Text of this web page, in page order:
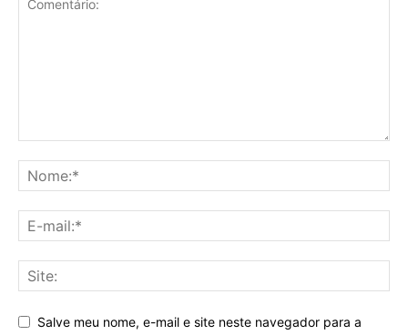
Salve meu nome, e-mail e site neste navegador para a